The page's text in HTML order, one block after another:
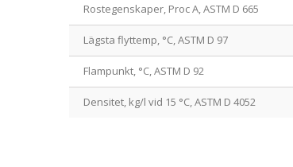
Rostegenskaper, Proc A, ASTM D 665
Lägsta flyttemp, °C, ASTM D 97
Flampunkt, °C, ASTM D 92
Densitet, kg/l vid 15 °C, ASTM D 4052